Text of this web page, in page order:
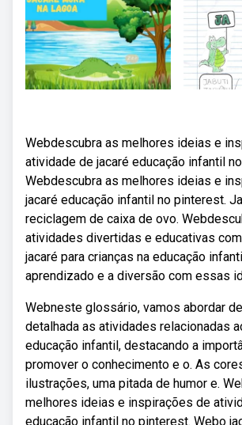
Webdescubra as melhores ideias e
atividade de jacaré educação infantil
Webdescubra as melhores ideias e
jacaré educação infantil no pinterest.
reciclagem de caixa de ovo.
atividades divertidas e educativas
jacaré para crianças na educação
aprendizado e a diversão com essas
Webneste glossário, vamos abordar
detalhada as atividades relacionadas
educação infantil, destacando a
promover o conhecimento e o. As
ilustrações, uma pitada de humor e.
melhores ideias e inspirações de
educação infantil no pinterest. Webo